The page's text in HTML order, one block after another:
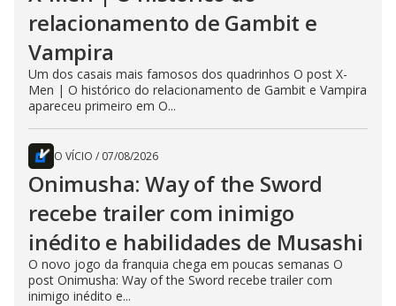
relacionamento de Gambit e
Vampira
Um dos casais mais famosos dos quadrinhos O post X-
Men | O histórico do relacionamento de Gambit e Vampira
apareceu primeiro em O...
O VÍCIO / 07/08/2026
Onimusha: Way of the Sword
recebe trailer com inimigo
inédito e habilidades de Musashi
O novo jogo da franquia chega em poucas semanas O
post Onimusha: Way of the Sword recebe trailer com
inimigo inédito e...